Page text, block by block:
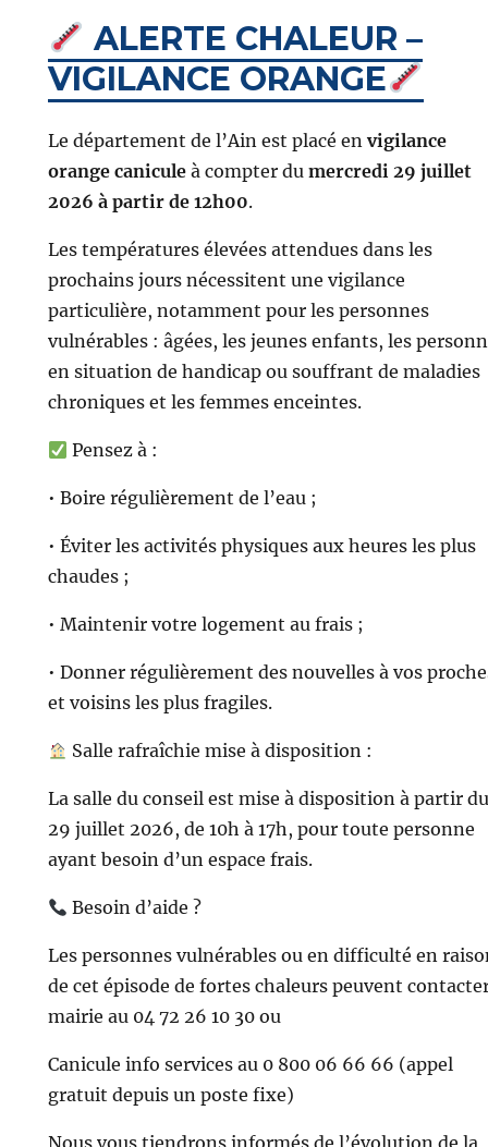
ALERTE CHALEUR –
VIGILANCE ORANGE
Le département de l’Ain est placé en vigilance
orange caniculeà compter du mercredi 29 juillet
2026 à partir de 12h00.
Les températures élevées attendues dans les
prochains jours nécessitent une vigilance
particulière, notamment pour les personnes
vulnérables : âgées, les jeunes enfants, les
en situation de handicap ou souffrant de maladies
chroniques et les femmes enceintes.
Pensez à :
• Boire régulièrement de l’eau ;
• Éviter les activités physiques aux heures les plus
chaudes ;
• Maintenir votre logement au frais ;
• Donner régulièrement des nouvelles à vos
et voisins les plus fragiles.
Salle rafraîchie mise à disposition :
La salle du conseil est mise à disposition à partir du
29 juillet 2026, de 10h à 17h, pour toute personne
ayant besoin d’un espace frais.
Besoin d’aide ?
Les personnes vulnérables ou en difficulté en
de cet épisode de fortes chaleurs peuvent
mairie au 04 72 26 10 30 ou
Canicule info services au 0 800 06 66 66 (appel
gratuit depuis un poste fixe)